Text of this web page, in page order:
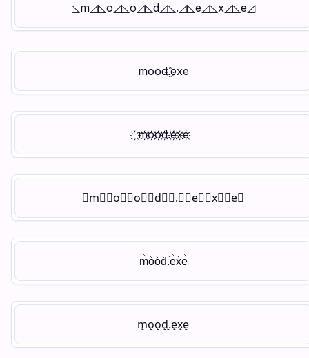
◺m◿◺o◿◺o◿◺d◿◺.◿◺e◿◺x◿◺e◿
҈m҈o҈o҈d҈.҈e҈x҈e҈
҉m҉o҉o҉d҉.҉e҉x҉e҉
⃘m⃘⃘o⃘⃘o⃘⃘d⃘⃘.⃘⃘e⃘⃘x⃘⃘e⃘
m͛o͛o͛d͛.͛e͛x͛e͛
m᷏o᷏o᷏d᷏.᷏e᷏x᷏e᷏